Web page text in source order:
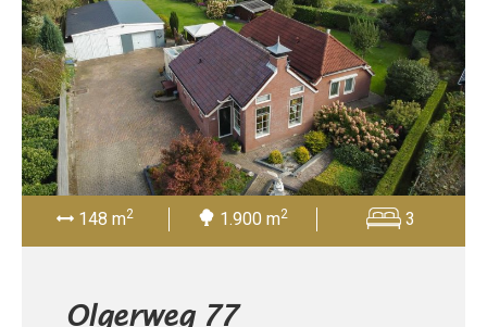
148 m2 1.900 m2 3
Olgerweg 77